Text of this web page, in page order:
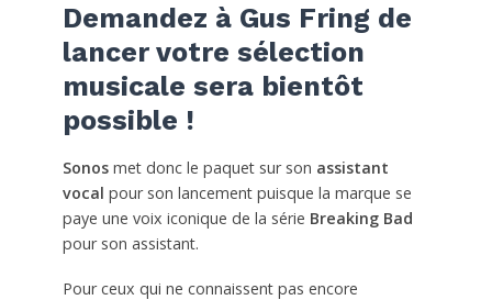
Demandez à Gus Fring de
lancer votre sélection
musicale sera bientôt
possible !
Sonos met donc le paquet sur son assistant
vocal pour son lancement puisque la marque se
paye une voix iconique de la série Breaking Bad
pour son assistant.
Pour ceux qui ne connaissent pas encore